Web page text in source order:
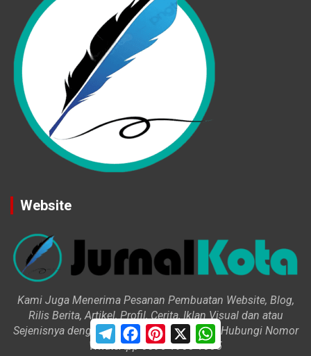
Website
Kami Juga Menerima Pesanan Pembuatan Website, Blog,
Rilis Berita, Artikel, Profil, Cerita, Iklan Visual dan atau
Sejenisnya dengan Harga Variatif. Silahkan Hubungi Nomor
WhatsApp 0896 1900 1005
T
l
c
P
n
X
W
a